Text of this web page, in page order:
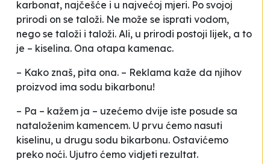
karbonat, najčešće i u najvećoj mjeri. Po svojoj
prirodi on se taloži. Ne može se isprati vodom,
nego se taloži i taloži. Ali, u prirodi postoji lijek, a to
je – kiselina. Ona otapa kamenac.
– Kako znaš, pita ona. – Reklama kaže da njihov
proizvod ima sodu bikarbonu!
– Pa – kažem ja – uzećemo dvije iste posude sa
nataloženim kamencem. U prvu ćemo nasuti
kiselinu, u drugu sodu bikarbonu. Ostavićemo
preko noći. Ujutro ćemo vidjeti rezultat.